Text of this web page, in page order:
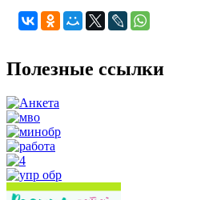
Полезные ссылки